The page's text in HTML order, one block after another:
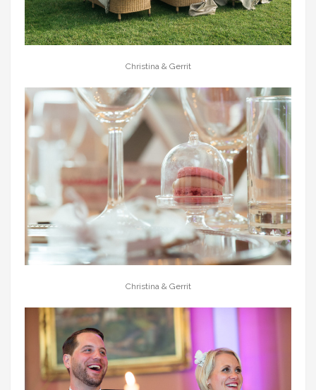
Christina & Gerrit
Christina & Gerrit